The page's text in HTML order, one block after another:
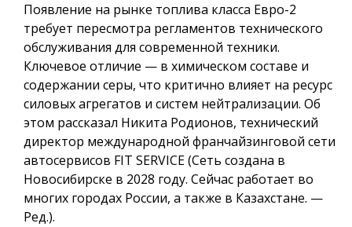
Появление на рынке топлива класса Евро-2
требует пересмотра регламентов технического
обслуживания для современной техники.
Ключевое отличие — в химическом составе и
содержании серы, что критично влияет на ресурс
силовых агрегатов и систем нейтрализации. Об
этом рассказал Никита Родионов, технический
директор международной франчайзинговой сети
автосервисов FIT SERVICE (Сеть создана в
Новосибирске в 2028 году. Сейчас работает во
многих городах России, а также в Казахстане. —
Ред.).